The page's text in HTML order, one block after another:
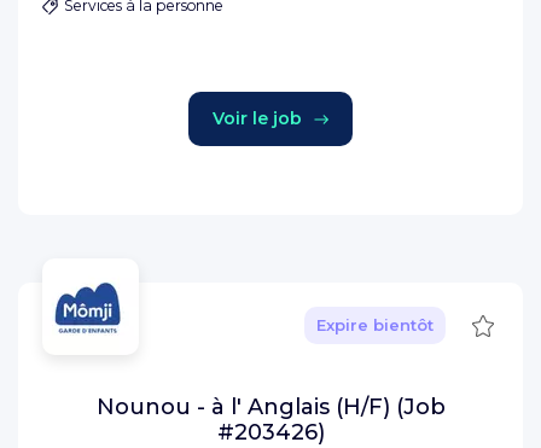
Services à la personne
Voir le job
Expire bientôt
Nounou - à l' Anglais (H/F) (Job
#203426)